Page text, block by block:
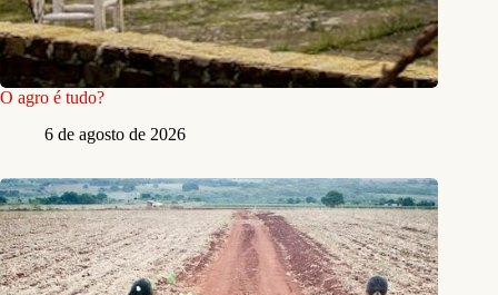
O agro é tudo?
6 de agosto de 2026